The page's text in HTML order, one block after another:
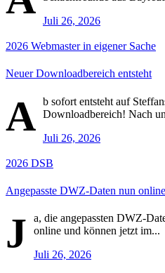
Juli 26, 2026
2026 Webmaster in eigener Sache
Neuer Downloadbereich entsteht
A b sofort entsteht auf
Downloadbereich! Nach
Juli 26, 2026
2026 DSB
Angepasste DWZ-Daten nun online
J
a, die angepassten DWZ-
online und können jetzt im...
Juli 26, 2026